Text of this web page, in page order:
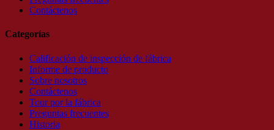
Contáctenos
Categorías
Calificación de inspección de fábrica
Informe de producto
Sobre nosotros
Contáctenos
Tour por la fábrica
Preguntas frecuentes
Historia